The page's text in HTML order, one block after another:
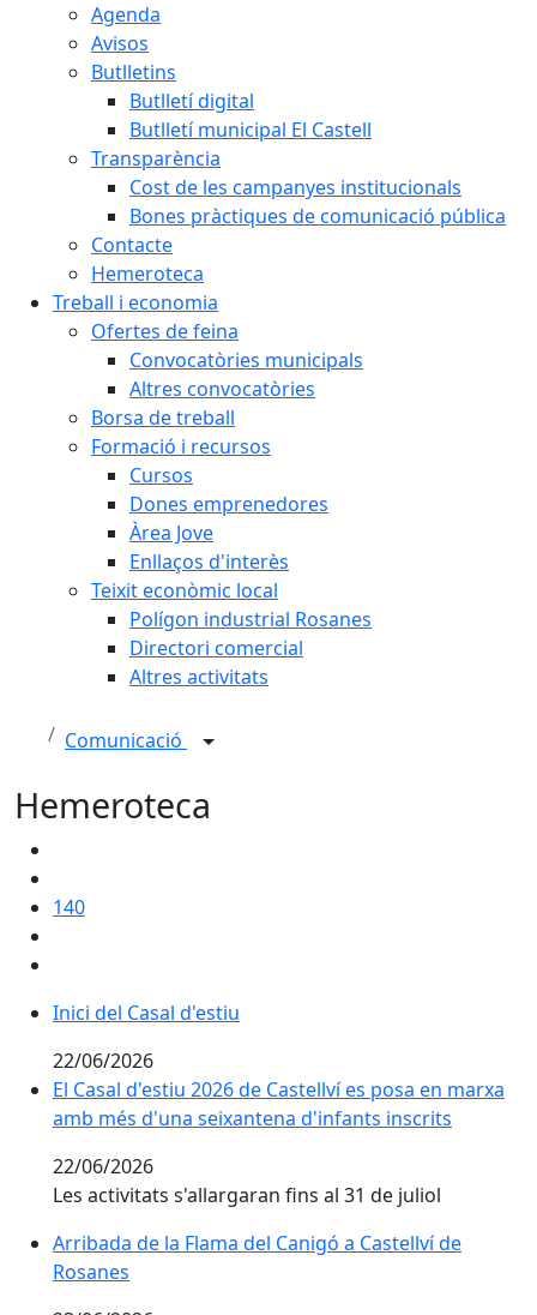
Agenda
Avisos
Butlletins
Butlletí digital
Butlletí municipal El Castell
Transparència
Cost de les campanyes institucionals
Bones pràctiques de comunicació pública
Contacte
Hemeroteca
Treball i economia
Ofertes de feina
Convocatòries municipals
Altres convocatòries
Borsa de treball
Formació i recursos
Cursos
Dones emprenedores
Àrea Jove
Enllaços d'interès
Teixit econòmic local
Polígon industrial Rosanes
Directori comercial
Altres activitats
Comunicació
Hemeroteca
140
Inici del Casal d'estiu
Inici del Casal d'estiu
22/06/2026
El Casal d'estiu 2026 de Castellví es posa en marxa
El Casal d'estiu 2026 de Castellví es posa en marxa
amb més d'una seixantena d'infants inscrits
22/06/2026
Les activitats s'allargaran fins al 31 de juliol
Arribada de la Flama del Canigó a Castellví de
Arribada de la Flama del Canigó a Castellví de
Rosanes